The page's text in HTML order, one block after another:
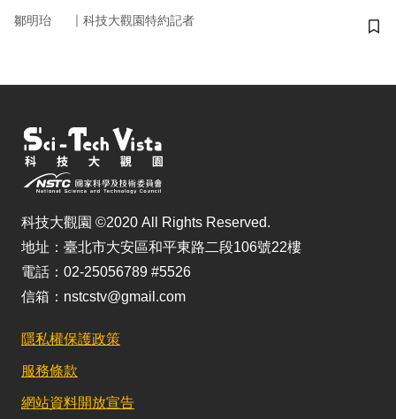
鄒明珆 ｜ 科技大觀園特約記者
儲
科技大觀園 ©2020 All Rights Reserved.
地址：臺北市大安區和平東路二段106號22樓
電話：02-25056789 #5526
信箱：nstcstv@gmail.com
隱私權保護政策
服務條款
網站資料開放宣告